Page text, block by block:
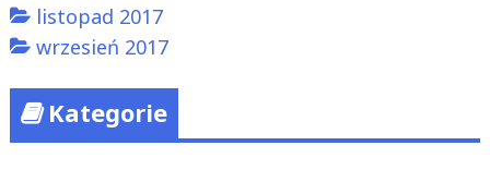
listopad 2017
wrzesień 2017
Kategorie